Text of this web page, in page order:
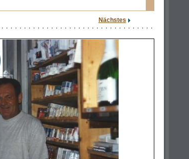
Nächstes